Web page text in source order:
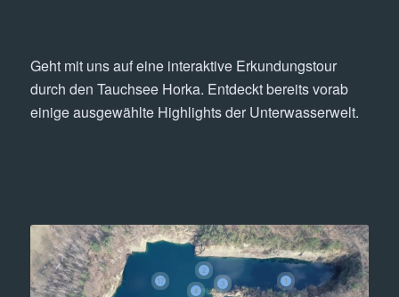
Geht mit uns auf eine interaktive Erkundungstour
durch den Tauchsee Horka. Entdeckt bereits vorab
einige ausgewählte Highlights der Unterwasserwelt.
1
2
3
4
17